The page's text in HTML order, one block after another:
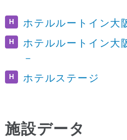
H ホテルルートイン大
H
ホテルルートイン大
－
H ホテルステージ
施設データ